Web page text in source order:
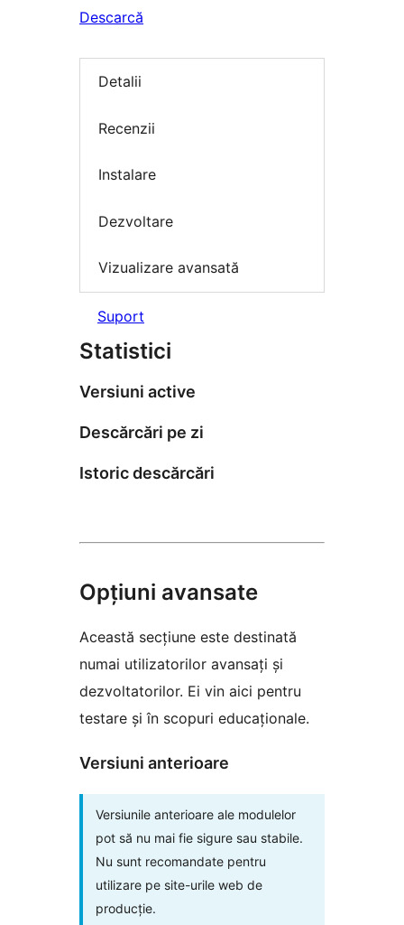
Descarcă
Detalii
Recenzii
Instalare
Dezvoltare
Vizualizare avansată
Suport
Statistici
Versiuni active
Descărcări pe zi
Istoric descărcări
Opțiuni avansate
Această secțiune este destinată
numai utilizatorilor avansați și
dezvoltatorilor. Ei vin aici pentru
testare și în scopuri educaționale.
Versiuni anterioare
Versiunile anterioare ale modulelor
pot să nu mai fie sigure sau stabile.
Nu sunt recomandate pentru
utilizare pe site-urile web de
producție.